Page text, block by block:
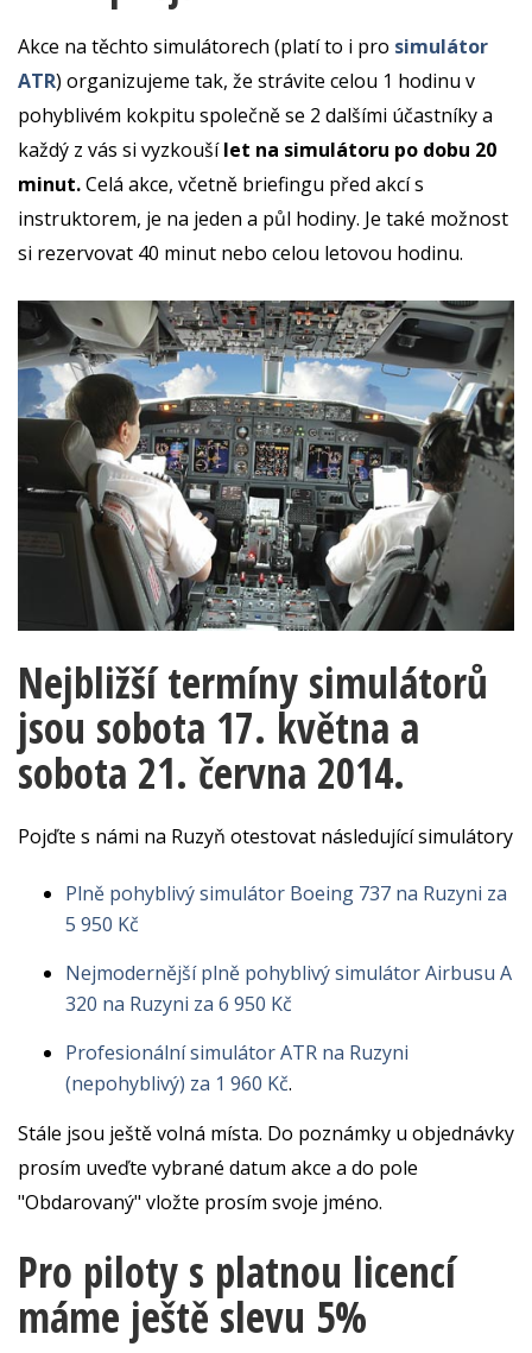
Akce na těchto simulátorech (platí to i pro simulátor
ATR) organizujeme tak, že strávite celou 1 hodinu v
pohyblivém kokpitu společně se 2 dalšími účastníky a
každý z vás si vyzkoušílet na simulátoru po dobu 20
minut.Celá akce, včetně briefingu před akcí s
instruktorem, je na jeden a půl hodiny. Je také možnost
si rezervovat 40 minut nebo celou letovou hodinu.
Nejbližší termíny simulátorů
jsou sobota 17. května a
sobota 21. června 2014.
Pojďte s námi na Ruzyň otestovat následující simulátory
Plně pohyblivý simulátor Boeing 737 na Ruzyni za
5 950 Kč
Nejmodernější plně pohyblivý simulátor Airbusu A
320 na Ruzyni za 6 950 Kč
Profesionální simulátor ATR na Ruzyni
(nepohyblivý) za 1 960 Kč.
Stále jsou ještě volná místa. Do poznámky u objednávky
prosím uveďte vybrané datum akce a do pole
"Obdarovaný" vložte prosím svoje jméno.
Pro piloty s platnou licencí
máme ještě slevu 5%